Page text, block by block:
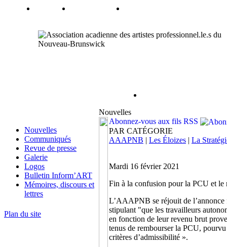
Nouvelles
Communiqués
Revue de presse
Galerie
Logos
Bulletin Inform’ART
Mémoires, discours et
lettres
Plan du site
Nouvelles
Abonnez-vous aux fils RSS
PAR CATÉGORIE
AAAPNB | Les Éloizes | La
Mardi 16 février 2021
Fin à la confusion pour la PCU et le
L’AAAPNB se réjouit de
stipulant "que les travailleurs
en fonction de leur revenu brut
tenus de rembourser la PCU,
critères d’admissibilité ».